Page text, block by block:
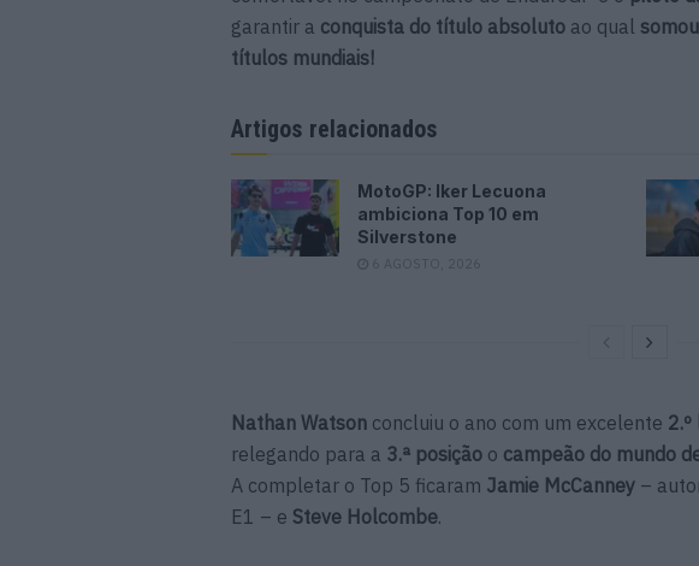
garantir a conquista do título absoluto ao qual
títulos mundiais!
Artigos relacionados
MotoGP: Iker Lecuona
ambiciona Top 10 em
Silverstone
6 AGOSTO, 2026
Nathan Watson concluiu o ano com um excelente
relegando para a 3.ª posição o campeão do mundo
A completar o Top 5 ficaram Jamie McCanney –
E1 – e Steve Holcombe.